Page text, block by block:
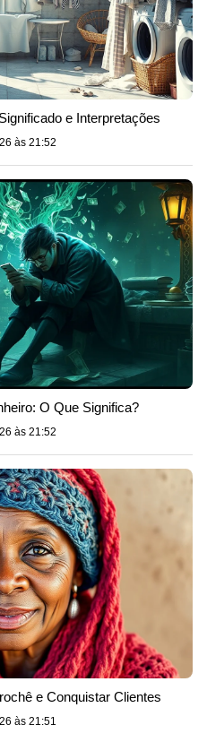
e Interpretações
às 21:52
O Que Significa?
às 21:52
e Conquistar Clientes
às 21:51